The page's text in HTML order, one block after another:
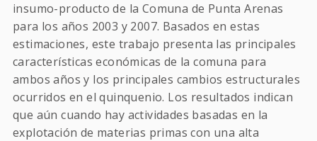
insumo-producto de la Comuna de Punta Arenas
para los años 2003 y 2007. Basados en estas
estimaciones, este trabajo presenta las principales
características económicas de la comuna para
ambos años y los principales cambios estructurales
ocurridos en el quinquenio. Los resultados indican
que aún cuando hay actividades basadas en la
explotación de materias primas con una alta